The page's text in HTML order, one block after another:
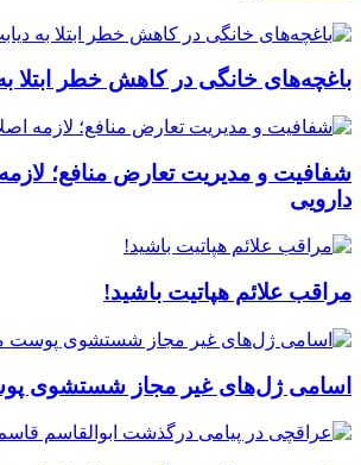
باغچه‌های خانگی در کاهش خطر ابتلا
شفافیت و مدیریت تعارض منافع؛
دارویی
مراقب علائم هپاتیت باشید!
اسامی ژل‌های غیر مجاز شستشوی